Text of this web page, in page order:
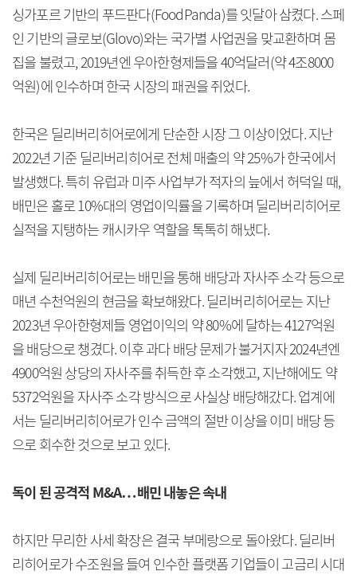
싱가포르 기반의 푸드판다(FoodPanda)를 잇달아 삼켰다. 스페
인 기반의 글로보(Glovo)와는 국가별 사업권을 맞교환하며 몸
집을 불렸고, 2019년엔 우아한형제들을 40억달러(약 4조8000
억원)에 인수하며 한국 시장의 패권을 쥐었다.
한국은 딜리버리히어로에게 단순한 시장 그 이상이었다. 지난
2022년 기준 딜리버리히어로 전체 매출의 약 25%가 한국에서
발생했다. 특히 유럽과 미주 사업부가 적자의 늪에서 허덕일 때,
배민은 홀로 10%대의 영업이익률을 기록하며 딜리버리히어로
실적을 지탱하는 캐시카우 역할을 톡톡히 해냈다.
실제 딜리버리히어로는 배민을 통해 배당과 자사주 소각 등으로
매년 수천억원의 현금을 확보해왔다. 딜리버리히어로는 지난
2023년 우아한형제들 영업이익의 약 80%에 달하는 4127억원
을 배당으로 챙겼다. 이후 과다 배당 문제가 불거지자 2024년엔
4900억원 상당의 자사주를 취득한 후 소각했고, 지난해에도 약
5372억원을 자사주 소각 방식으로 사실상 배당해갔다. 업계에
서는 딜리버리히어로가 인수 금액의 절반 이상을 이미 배당 등
으로 회수한 것으로 보고 있다.
독이 된 공격적 M&A…배민 내놓은 속내
하지만 무리한 사세 확장은 결국 부메랑으로 돌아왔다. 딜리버
리히어로가 수조원을 들여 인수한 플랫폼 기업들이 고금리 시대